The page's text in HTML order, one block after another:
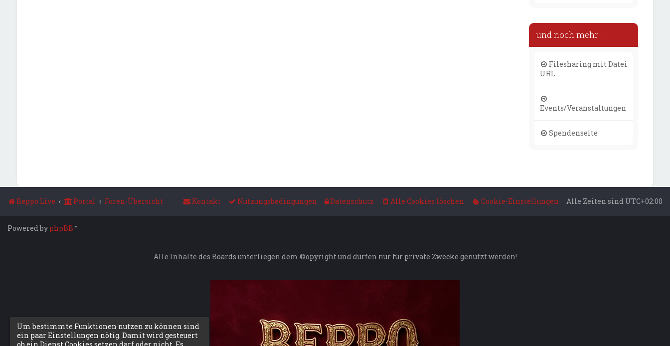
und noch mehr ...
Filesharing mit Datei
URL
Events/Veranstaltungen
Spendenseite
Beppo Live Portal Foren-Übersicht Alle Zeiten sind UTC+02:00
Cookie-Einstellungen
Alle Cookies löschen
Datenschutz
Nutzungsbedingungen
Kontakt
Powered by phpBB™
Alle Inhalte des Boards unterliegen dem ©opyright und dürfen nur für private Zwecke genutzt werden!
Um bestimmte Funktionen nutzen zu können sind
ein paar Einstellungen nötig. Damit wird gesteuert